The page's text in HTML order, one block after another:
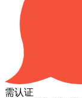
需认证